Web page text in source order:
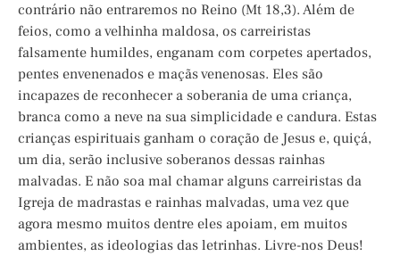
contrário não entraremos no Reino (Mt 18,3). Além de
feios, como a velhinha maldosa, os carreiristas
falsamente humildes, enganam com corpetes apertados,
pentes envenenados e maçãs venenosas. Eles são
incapazes de reconhecer a soberania de uma criança,
branca como a neve na sua simplicidade e candura. Estas
crianças espirituais ganham o coração de Jesus e, quiçá,
um dia, serão inclusive soberanos dessas rainhas
malvadas. E não soa mal chamar alguns carreiristas da
Igreja de madrastas e rainhas malvadas, uma vez que
agora mesmo muitos dentre eles apoiam, em muitos
ambientes, as ideologias das letrinhas. Livre-nos Deus!